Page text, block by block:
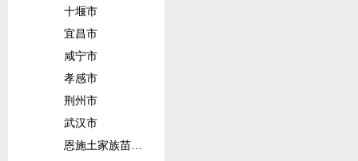
十堰市
宜昌市
咸宁市
孝感市
荆州市
武汉市
恩施土家族苗族自治州